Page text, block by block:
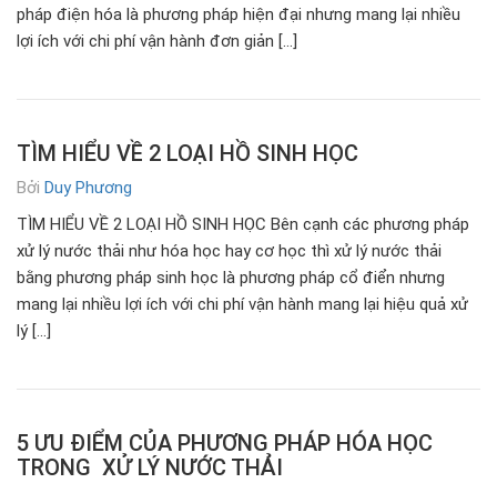
pháp điện hóa là phương pháp hiện đại nhưng mang lại nhiều
lợi ích với chi phí vận hành đơn giản […]
TÌM HIỂU VỀ 2 LOẠI HỒ SINH HỌC
Bởi Duy Phương
TÌM HIỂU VỀ 2 LOẠI HỒ SINH HỌC Bên cạnh các phương pháp
xử lý nước thải như hóa học hay cơ học thì xử lý nước thải
bằng phương pháp sinh học là phương pháp cổ điển nhưng
mang lại nhiều lợi ích với chi phí vận hành mang lại hiệu quả xử
lý […]
5 ƯU ĐIỂM CỦA PHƯƠNG PHÁP HÓA HỌC
TRONG XỬ LÝ NƯỚC THẢI